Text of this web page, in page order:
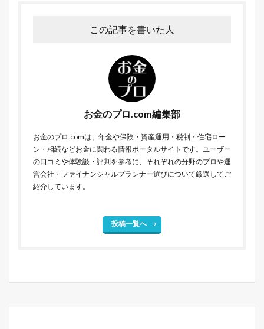
この記事を書いた人
お金のプロ.com編集部
お金のプロ.comは、年金や保険・資産運用・税制・住宅ロー
ン・相続などお金に関わる情報ポータルサイトです。ユーザー
の口コミや体験談・評判を参考に、それぞれの分野のプロや運
営会社・ファイナンシャルプランナー選びについて厳選してご
紹介しています。
投稿一覧へ